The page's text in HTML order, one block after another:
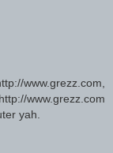
www.grezz.com,
www.grezz.com
yah.